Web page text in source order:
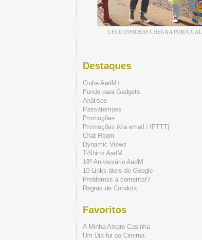
LEGO INSIDERS CHEGA A PORTUGAL
Destaques
Clube AadM+
Fundo para Gadgets
Análises
Passatempos
Promoções
Promoções (via email / IFTTT)
Chat Room
Dynamic Views
T-Shirts AadM
18º Aniversário AadM
10 Links úteis do Google
Problemas a comentar?
Regras de Conduta
Favoritos
A Minha Alegre Casinha
Um Dia fui ao Cinema